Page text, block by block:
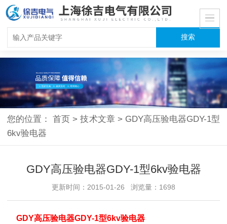
您的位置：首页 > 技术文章 > GDY高压验电器GDY-1型
6kv验电器
GDY高压验电器GDY-1型6kv验电器
更新时间：2015-01-26 浏览量：1698
GDY高压验电器GDY-1型6kv验电器